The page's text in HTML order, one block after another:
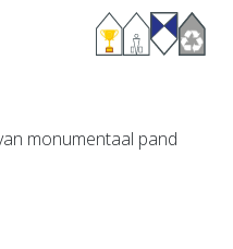
monumentaal pand